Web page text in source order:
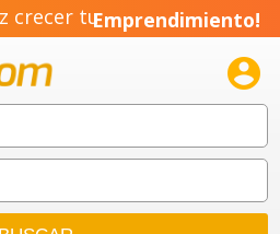
crecer tuEmprendimiento!
